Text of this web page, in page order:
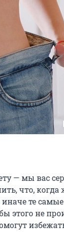
— мы вас
что, когда
иначе те
этого не